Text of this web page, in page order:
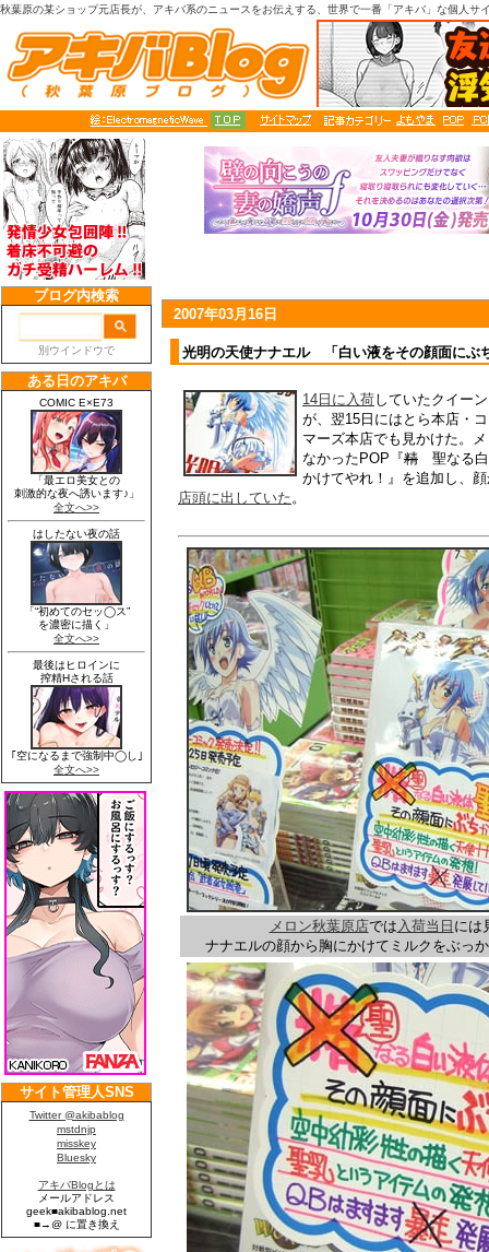
秋葉原の某ショップ元店長が、アキバ系のニュースをお伝えする、世界で一番「アキバ」な個人サ
2007年03月16日
光明の天使ナナエル 「白い液をその顔面にぶ
14日に入荷していたクイー
が、翌15日にはとら本店・
マーズ本店でも見かけた。
なかったPOP『精 聖なる白
かけてやれ！』を追加し、
店頭に出していた。
メロン秋葉原店では 入荷当日 には
ナナエルの顔から胸にかけてミルクをぶ